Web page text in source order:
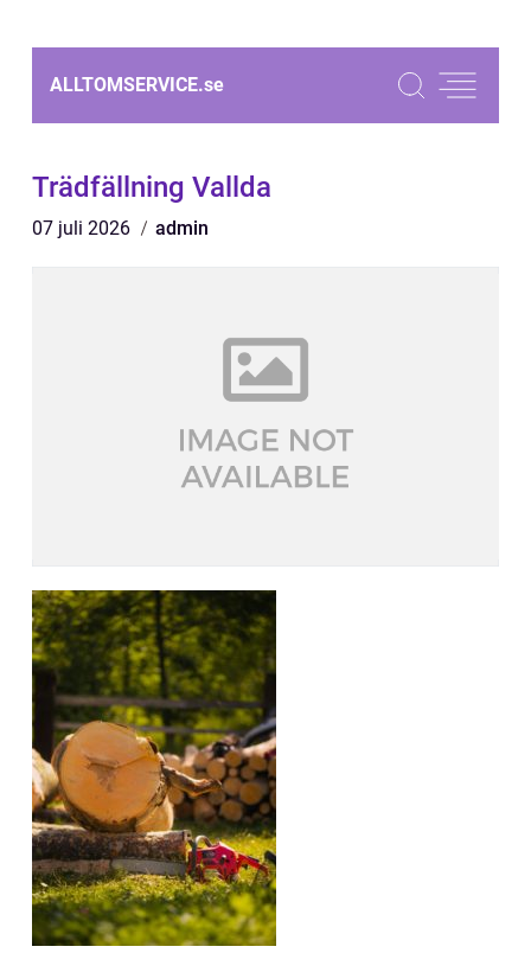
ALLTOMSERVICE.se
Trädfällning Vallda
07 juli 2026 admin